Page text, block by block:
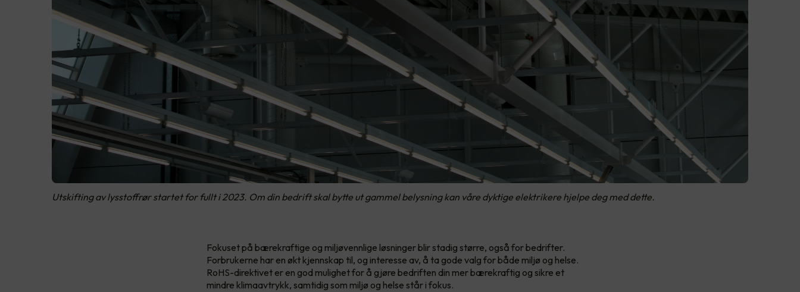
Utskifting av lysstoffrør startet for fullt i 2023. Om din bedrift skal bytte ut gammel belysning kan våre dyktige elektrikere hjelpe deg med dette.
Fokuset på bærekraftige og miljøvennlige løsninger blir stadig større, også for bedrifter.
Forbrukerne har en økt kjennskap til, og interesse av, å ta gode valg for både miljø og helse.
RoHS-direktivet er en god mulighet for å gjøre bedriften din mer bærekraftig og sikre et
mindre klimaavtrykk, samtidig som miljø og helse står i fokus.